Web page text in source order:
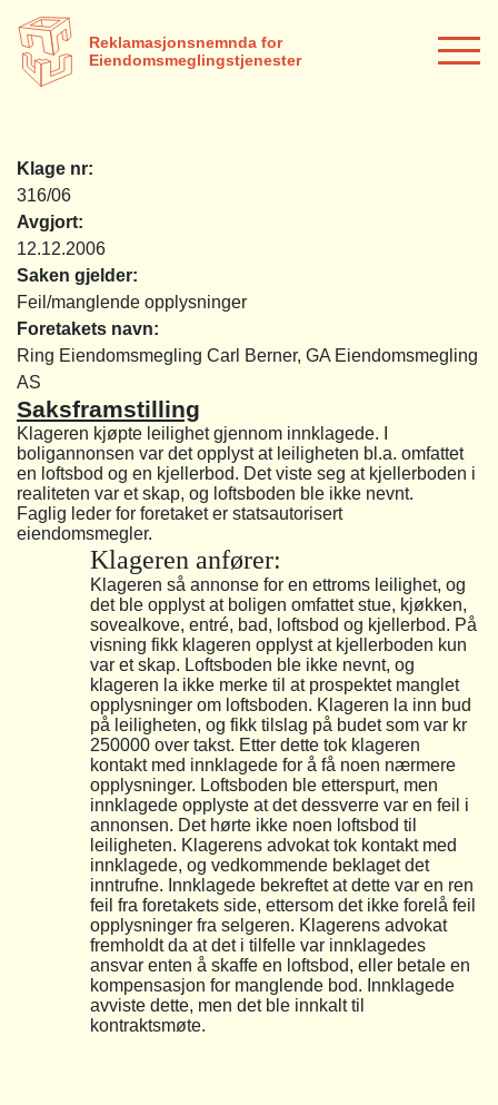
Reklamasjonsnemnda for
Eiendomsmeglingstjenester
Klage nr:
316/06
Avgjort:
12.12.2006
Saken gjelder:
Feil/manglende opplysninger
Foretakets navn:
Ring Eiendomsmegling Carl Berner, GA Eiendomsmegling
AS
Saksframstilling
Klageren kjøpte leilighet gjennom innklagede. I
boligannonsen var det opplyst at leiligheten bl.a. omfattet
en loftsbod og en kjellerbod. Det viste seg at kjellerboden i
realiteten var et skap, og loftsboden ble ikke nevnt.
Faglig leder for foretaket er statsautorisert
eiendomsmegler.
Klageren anfører:
Klageren så annonse for en ettroms leilighet, og
det ble opplyst at boligen omfattet stue, kjøkken,
sovealkove, entré, bad, loftsbod og kjellerbod. På
visning fikk klageren opplyst at kjellerboden kun
var et skap. Loftsboden ble ikke nevnt, og
klageren la ikke merke til at prospektet manglet
opplysninger om loftsboden. Klageren la inn bud
på leiligheten, og fikk tilslag på budet som var kr
250000 over takst. Etter dette tok klageren
kontakt med innklagede for å få noen nærmere
opplysninger. Loftsboden ble etterspurt, men
innklagede opplyste at det dessverre var en feil i
annonsen. Det hørte ikke noen loftsbod til
leiligheten. Klagerens advokat tok kontakt med
innklagede, og vedkommende beklaget det
inntrufne. Innklagede bekreftet at dette var en ren
feil fra foretakets side, ettersom det ikke forelå feil
opplysninger fra selgeren. Klagerens advokat
fremholdt da at det i tilfelle var innklagedes
ansvar enten å skaffe en loftsbod, eller betale en
kompensasjon for manglende bod. Innklagede
avviste dette, men det ble innkalt til
kontraktsmøte.